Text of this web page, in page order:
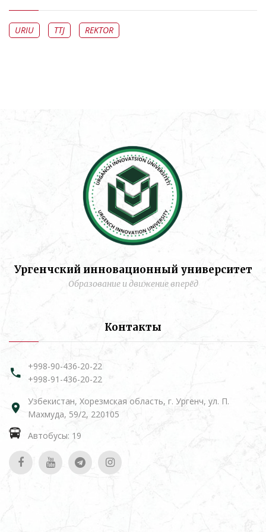
URIU TTJ REKTOR
Ургенчский инновационный университет
Образование и движение вперёд
Контакты
+998-90-436-20-22
+998-91-436-20-22
Узбекистан, Хорезмская область, г. Ургенч, ул. П.
Махмуда, 59/2, 220105
Автобусы: 19